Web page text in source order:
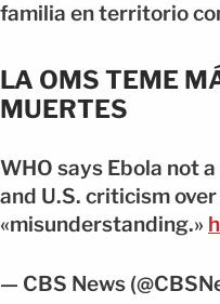
familia en territorio
LA OMS TEME
MUERTES
WHO says Ebola not
and U.S. criticism
«misunderstanding.»
— CBS News